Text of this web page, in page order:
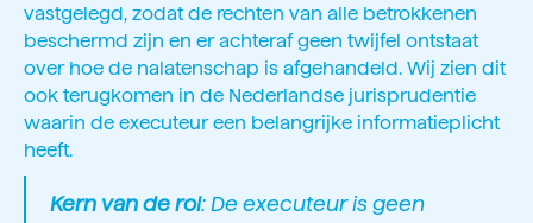
vastgelegd, zodat de rechten van alle betrokkenen
beschermd zijn en er achteraf geen twijfel ontstaat
over hoe de nalatenschap is afgehandeld. Wij zien dit
ook terugkomen in de Nederlandse jurisprudentie
waarin de executeur een belangrijke informatieplicht
heeft.
Kern van de rol: De executeur is geen